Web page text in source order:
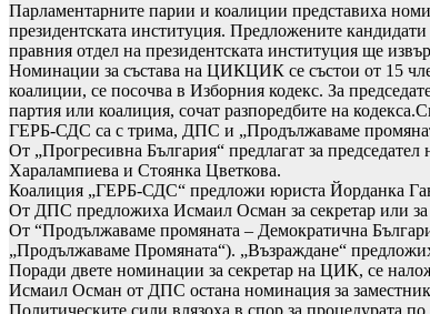
Парламентарните парии и коалиции представиха
президентската институция. Предложените
правния отдел на президентската институция ще
Номинации за състава на ЦИКЦИК се състои от 15
коалиции, се посочва в Изборния кодекс. За
партия или коалиция, сочат разпоредбите на
ГЕРБ-СДС са с трима, ДПС и „Продължаваме
От „Прогресивна България“ предлагат за
Харалампиева и Стоянка Цветкова.
Коалиция „ГЕРБ-СДС“ предложи юриста Йорданка
От ДПС предложиха Исмаил Осман за секретар или
От “Продължаваме промяната – Демократична
„Продължаваме Промяната“). „Възраждане“
Поради двете номинации за секретар на ЦИК, се
Исмаил Осман от ДПС остана номинация за